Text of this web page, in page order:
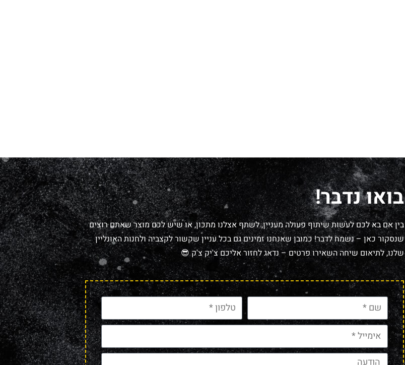
בואו נדבר!
בין אם בא לכם לעשות שיתוף פעולה מעניין, לשתף אצלנו מתכון, או שיש לכם מוצר שאתם רוצים
שנסקור כאן – נשמח לדבר! כמובן שאנחנו זמינים גם בכל עניין שקשור לקצביה ולחנות האונליין
שלנו, לתיאום שיחה השאירו פרטים – נדאג לחזור אליכם צ'יק צ'ק 😎